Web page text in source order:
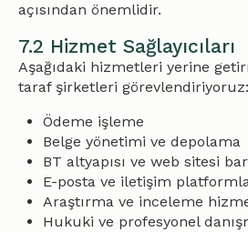
açısından önemlidir.
7.2 Hizmet Sağlayıcıları
Aşağıdaki hizmetleri yerine
taraf şirketleri görevlendiriyoruz:
Ödeme işleme
Belge yönetimi ve depolama
BT altyapısı ve web sitesi
E-posta ve iletişim
Araştırma ve inceleme
Hukuki ve profesyonel